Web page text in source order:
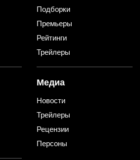
Подборки
Премьеры
Рейтинги
Трейлеры
Медиа
Новости
Трейлеры
Рецензии
Персоны